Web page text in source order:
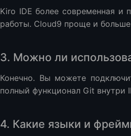
Kiro IDE более современная и
работы. Cloud9 проще и больше
3. Можно ли
Конечно. Вы можете
полный функционал Git внутри
4. Какие языки и